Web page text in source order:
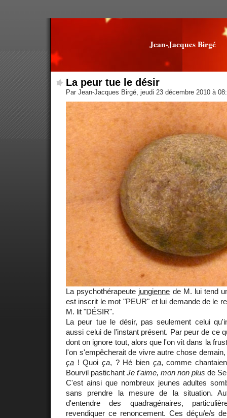
Jean-Jacques Birgé
La peur tue le désir
Par Jean-Jacques Birgé, jeudi 23 décembre 2010 à
La psychothérapeute jungienne de M. lui tend
est inscrit le mot "PEUR" et lui demande de le
M. lit "DÉSIR".
La peur tue le désir, pas seulement celui
aussi celui de l'instant présent. Par peur de ce
dont on ignore tout, alors que l'on vit dans la
l'on s'empêcherait de vivre autre chose
ça ! Quoi ça, ? Hé bien ça, comme
Bourvil pastichant Je t'aime, mon non plus de
C'est ainsi que nombreux jeunes adultes
sans prendre la mesure de la situation.
d'entendre des quadragénaires,
revendiquer ce renoncement. Ces déçu/e/s